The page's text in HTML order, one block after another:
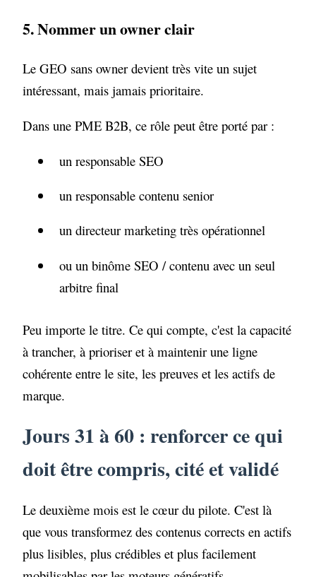
5. Nommer un owner clair
Le GEO sans owner devient très vite un sujet
intéressant, mais jamais prioritaire.
Dans une PME B2B, ce rôle peut être porté par :
un responsable SEO
un responsable contenu senior
un directeur marketing très opérationnel
ou un binôme SEO / contenu avec un seul
arbitre final
Peu importe le titre. Ce qui compte, c'est la capacité
à trancher, à prioriser et à maintenir une ligne
cohérente entre le site, les preuves et les actifs de
marque.
Jours 31 à 60 : renforcer ce qui
doit être compris, cité et validé
Le deuxième mois est le cœur du pilote. C'est là
que vous transformez des contenus corrects en actifs
plus lisibles, plus crédibles et plus facilement